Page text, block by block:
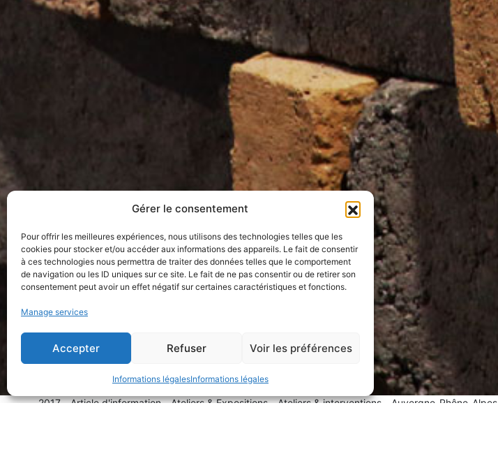
Gérer le consentement
Pour offrir les meilleures expériences, nous utilisons des technologies telles que les
cookies pour stocker et/ou accéder aux informations des appareils. Le fait de consentir
à ces technologies nous permettra de traiter des données telles que le comportement
de navigation ou les ID uniques sur ce site. Le fait de ne pas consentir ou de retirer son
consentement peut avoir un effet négatif sur certaines caractéristiques et fonctions.
Manage services
Accepter Refuser Voir les préférences
Informations légalesInformations légales
2017 Article d'information Ateliers & Expositions Ateliers & interventions Auvergne-Rhône-Alpes